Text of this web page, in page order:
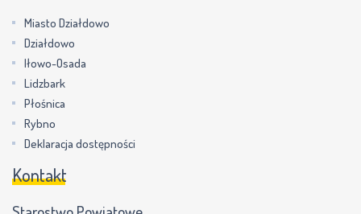
Miasto Działdowo
Działdowo
Iłowo-Osada
Lidzbark
Płośnica
Rybno
Deklaracja dostępności
Kontakt